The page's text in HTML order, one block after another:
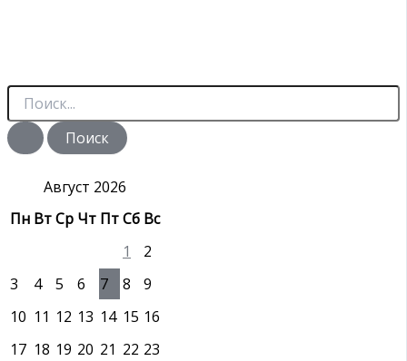
П
и
с
Август 2026
Пн ВтСр Чт ПтСб Вс
1
2
3
4 5 6 7 8
9
10 11 12 13 14 15 16
17 18 19 20 21 22 23